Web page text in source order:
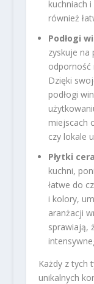
kuchniach
również
Podłogi
zyskuje na
odporność
Dzięki
podłogi
miejscach
czy lokale
Płytki
kuchni,
łatwe do
i kolory,
aranżacji
sprawiają,
Każdy z tych
unikalnych